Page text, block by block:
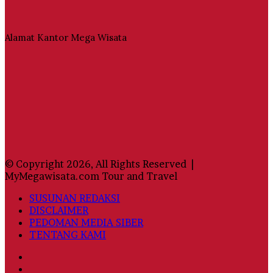
Alamat Kantor Mega Wisata
© Copyright 2026, All Rights Reserved |
MyMegawisata.com Tour and Travel
SUSUNAN REDAKSI
DISCLAIMER
PEDOMAN MEDIA SIBER
TENTANG KAMI